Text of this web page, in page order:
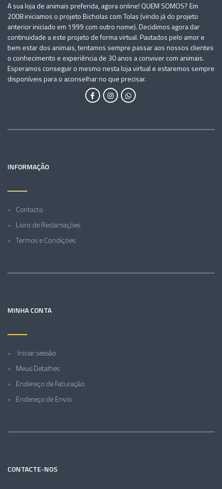
A sua loja de animais preferida, agora online! QUEM SOMOS? Em
2008 iniciamos o projeto Bicholas com Tolas (vindo já do projeto
anterior iniciado em 1999 com outro nome). Decidimos agora dar
continuidade a este projeto de forma virtual. Pautados pelo amor e
bem estar dos animais, tentamos sempre passar aos nossos clientes
o conhecimento e experiência de 30 anos a conviver com animais.
Esperamos conseguir o mesmo nesta loja virtual e estaremos sempre
disponíveis para o aconselhar no que precisar.
INFORMAÇÃO
Contacto
Livro de Reclamações
Termos e Condições
MINHA CONTA
Iniciar sessão
Meus Detalhes
Endereço de Faturação
Endereço de Envio
CONTACTE-NOS